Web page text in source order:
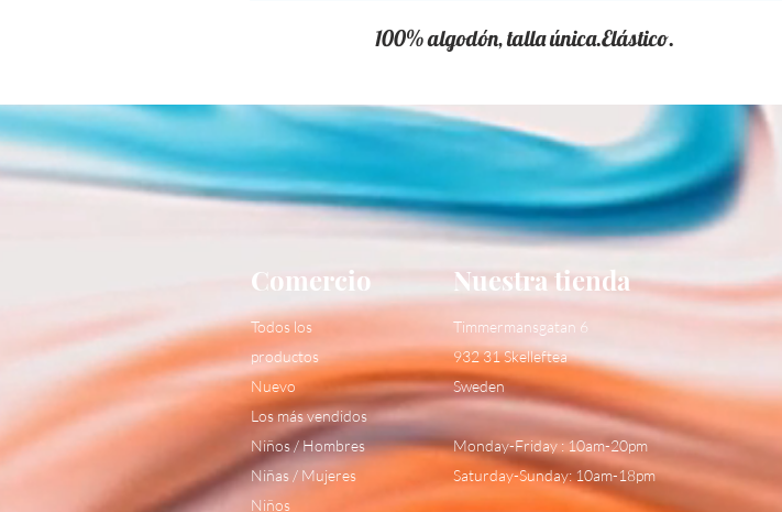
100% algodón, talla única.Elástico.
Comercio
Todos los
productos
Nuevo
Los más vendidos
Niños / Hombres
Niñas / Mujeres
Niños
Nuestra tienda
Timmermansgatan 6
932 31 Skelleftea
Sweden
Monday-Friday : 10am-20pm
Saturday-Sunday: 10am-18pm